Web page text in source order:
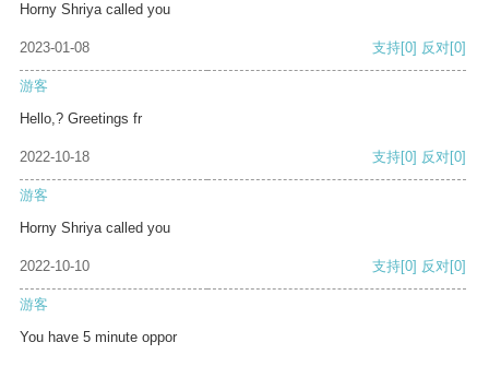
Horny Shriya called you
2023-01-08 支持[0] 反对[0]
游客
Hello,? Greetings fr
2022-10-18 支持[0] 反对[0]
游客
Horny Shriya called you
2022-10-10 支持[0] 反对[0]
游客
You have 5 minute oppor